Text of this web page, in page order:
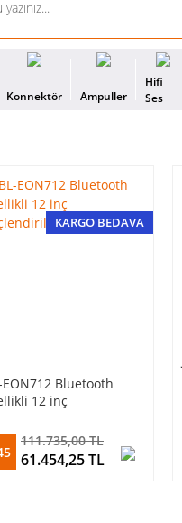
Konnektör Ampuller
Hifi
Ses
KARGO BEDAVA
EON712 Bluetooth
12 inç
111.735,00 TL
61.454,25 TL